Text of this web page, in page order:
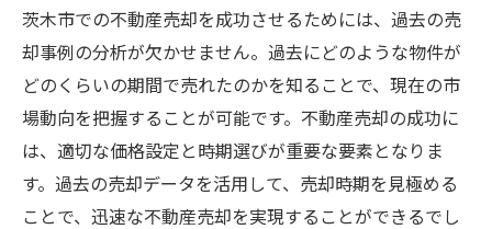
茨木市での不動産売却を成功させるためには、過去の売
却事例の分析が欠かせません。過去にどのような物件が
どのくらいの期間で売れたのかを知ることで、現在の市
場動向を把握することが可能です。不動産売却の成功に
は、適切な価格設定と時期選びが重要な要素となりま
す。過去の売却データを活用して、売却時期を見極める
ことで、迅速な不動産売却を実現することができるでし